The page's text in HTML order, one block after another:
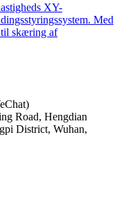
XY-
Med
skæring af
Road, Hengdian
District, Wuhan,